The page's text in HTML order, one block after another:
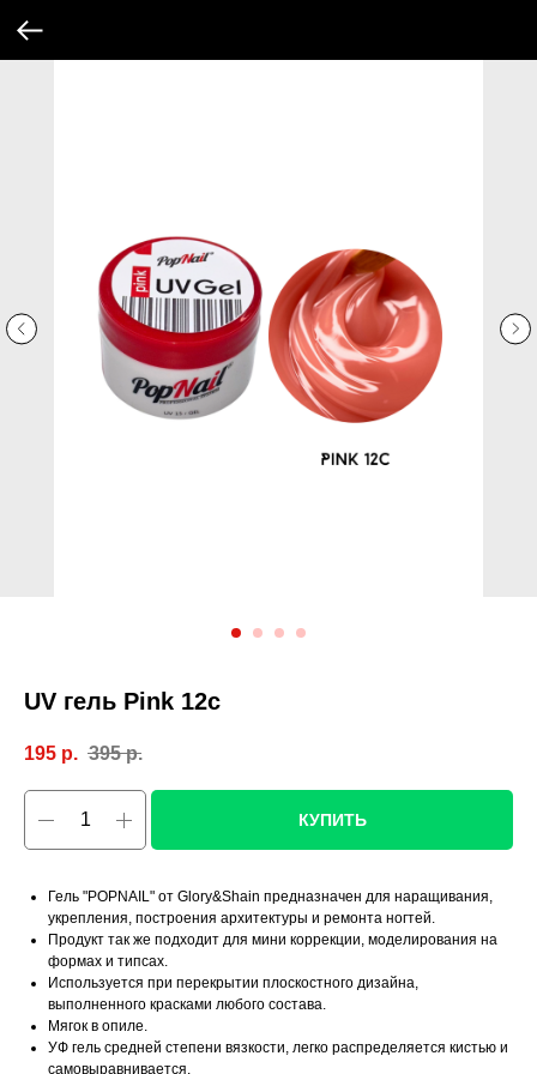
UV гель Pink 12c
195 р. 395 р.
КУПИТЬ
Гель "POPNAIL" от Glory&Shain предназначен для наращивания,
укрепления, построения архитектуры и ремонта ногтей.
Продукт так же подходит для мини коррекции, моделирования на
формах и типсах.
Используется при перекрытии плоскостного дизайна,
выполненного красками любого состава.
Мягок в опиле.
УФ гель средней степени вязкости, легко распределяется кистью и
самовыравнивается.